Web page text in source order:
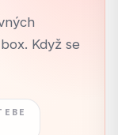
Když se